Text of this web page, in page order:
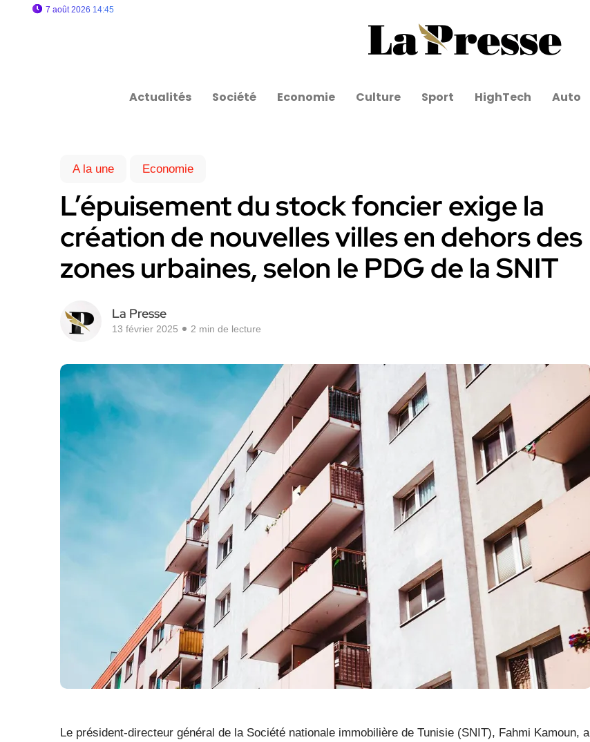
7 août 2026 14:45
Actualités Société Economie Culture Sport HighTech Auto
A la une Economie
L’épuisement du stock foncier exige la
création de nouvelles villes en dehors des
zones urbaines, selon le PDG de la SNIT
La Presse
13 février 2025 2 min de lecture
Le président-directeur général de la Société nationale immobilière de Tunisie (SNIT), Fahmi Kamoun, a